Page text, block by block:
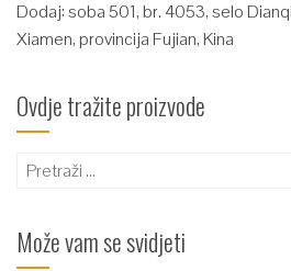
Dodaj: soba 501, br. 4053, selo
Xiamen, provincija Fujian, Kina
Ovdje tražite proizvode
Pretraži:
Može vam se svidjeti